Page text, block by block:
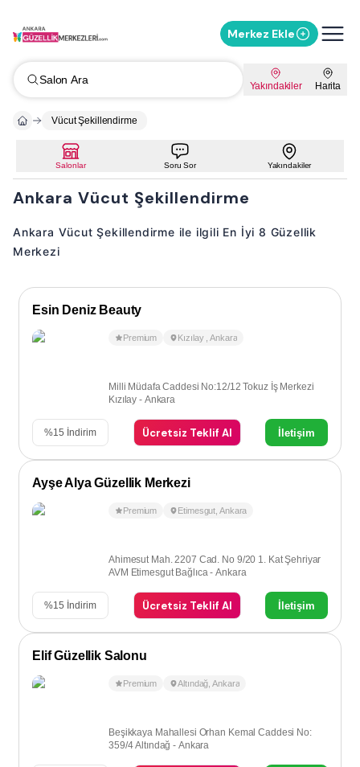
Merkez Ekle
Salon Ara Yakındakiler Harita
Vücut Şekillendirme
Salonlar Soru Sor Yakındakiler
Ankara Vücut Şekillendirme
Ankara Vücut Şekillendirme ile ilgili En İyi 8 Güzellik
Merkezi
Esin Deniz Beauty
Premium Kızılay ,Ankara
Milli Müdafa Caddesi No:12/12 Tokuz İş Merkezi
Kızılay - Ankara
%15 İndirim Ücretsiz Teklif Al İletişim
Ayşe Alya Güzellik Merkezi
Premium Etimesgut ,Ankara
Ahimesut Mah. 2207 Cad. No 9/20 1. Kat Şehriyar
AVM Etimesgut Bağlıca - Ankara
%15 İndirim Ücretsiz Teklif Al İletişim
Elif Güzellik Salonu
Premium Altındağ ,Ankara
Beşikkaya Mahallesi Orhan Kemal Caddesi No:
359/4 Altındağ - Ankara